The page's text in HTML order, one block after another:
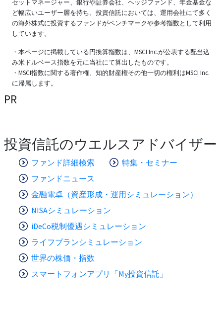
セットマネージャー、銀行や証券会社、ヘッジファンド、年金基金な
ど幅広いユーザー層を持ち、投資信託においては、運用会社にて多く
の海外株式に投資するファンドがベンチマークや参考指数として利用
しています。
・本ページに掲載している円換算指数は、MSCI Inc.が公表する配当込
み米ドルベース指数を元に当社にて算出したものです。
・MSCI指数に関する著作権、知的財産権その他一切の権利はMSCI Inc.
に帰属します。
PR
投資信託のウエルスアドバイザー
ファンド詳細検索
特集・セミナー
ファンドニュース
金融電卓（資産形成・運用シミュレーション）
NISAシミュレーション
iDeCo税制優遇シミュレーション
ライフプランシミュレーション
世界の株価・指数
スマートフォンアプリ「My投資信託」